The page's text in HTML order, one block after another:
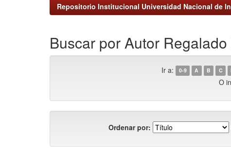
Repositorio Institucional Universidad Nacional de
Buscar por Autor
Ir a: 0-9 A B C
O
Ordenar por: